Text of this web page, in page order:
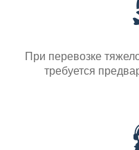
При перевозке
требуется